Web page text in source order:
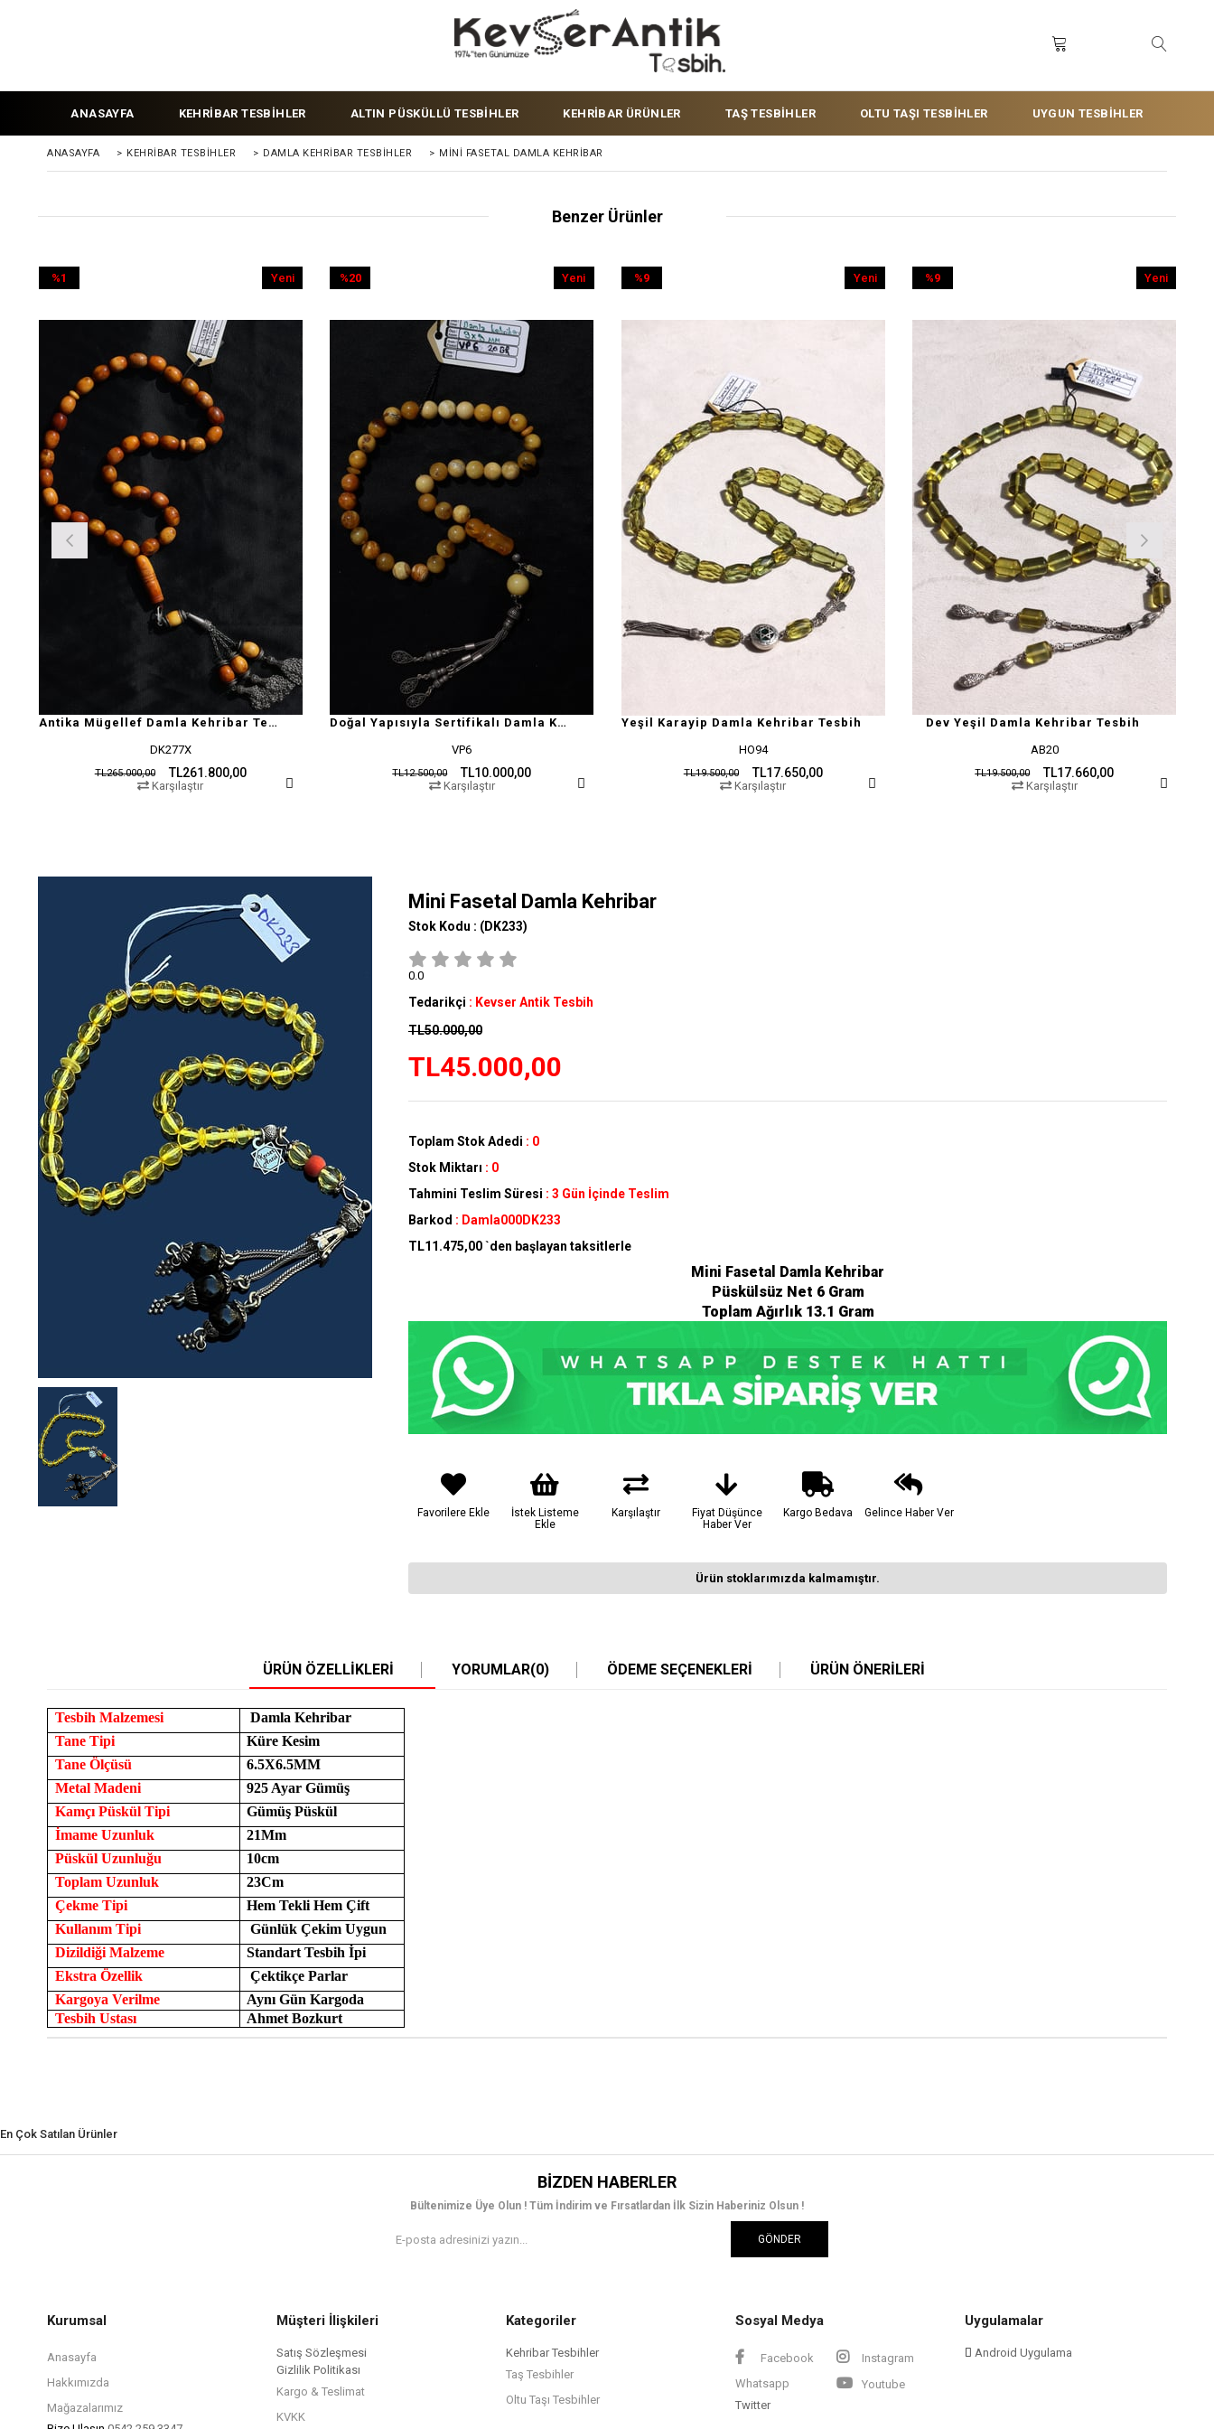
ANASAYFA KEHRİBAR TESBİHLER ALTIN PÜSKÜLLÜ TESBİHLER KEHRİBAR ÜRÜNLER TAŞ TESBİHLER OLTU TAŞI TESBİHLER UYGUN TESBİHLER
ANASAYFA > KEHRIBAR TESBIHLER > DAMLA KEHRİBAR TESBİHLER > MINI FASETAL DAMLA KEHRIBAR
Benzer Ürünler
Antika Mügellef Damla Kehribar Tesbih
DK277X
TL261.800,00
TL265.000,00
%1
%1İndirim
Yeni
Karşılaştır
Doğal Yapısıyla Sertifikalı Damla Kehribar Tesbih
VP6
TL10.000,00
TL12.500,00
%20
%20İndirim
Yeni
Karşılaştır
Yeşil Karayip Damla Kehribar Tesbih
HO94
TL17.650,00
TL19.500,00
%9
%9İndirim
Yeni
Karşılaştır
Dev Yeşil Damla Kehribar Tesbih
AB20
TL17.660,00
TL19.500,00
%9
%9İndirim
Yeni
Karşılaştır
Mini Fasetal Damla Kehribar
Stok Kodu : (DK233)
0.0
Tedarikçi : Kevser Antik Tesbih
TL50.000,00
TL45.000,00
Toplam Stok Adedi : 0
Stok Miktarı : 0
Tahmini Teslim Süresi : 3 Gün İçinde Teslim
Barkod : Damla000DK233
TL11.475,00`den başlayan taksitlerle
Mini Fasetal Damla Kehribar
Püskülsüz Net 6 Gram
Toplam Ağırlık 13.1 Gram
Favorilere Ekle
İstek Listeme
Ekle
Karşılaştır
Fiyat Düşünce
Haber Ver
Kargo Bedava Gelince Haber Ver
Ürün stoklarımızda kalmamıştır.
ÜRÜN ÖZELLIKLERI YORUMLAR(0) ÖDEME SEÇENEKLERI ÜRÜN ÖNERILERI
Tesbih Malzemesi
Damla Kehribar
Tane Tipi
Küre Kesim
Tane Ölçüsü
6.5X6.5MM
Metal Madeni
925 Ayar Gümüş
Kamçı Püskül Tipi
Gümüş Püskül
İmame Uzunluk
21Mm
Püskül Uzunluğu
10cm
Toplam Uzunluk
23Cm
Çekme Tipi
Hem Tekli Hem Çift
Kullanım Tipi
Günlük Çekim Uygun
Dizildiği Malzeme
Standart Tesbih İpi
Ekstra Özellik
Çektikçe Parlar
Kargoya Verilme
Aynı Gün Kargoda
Tesbih Ustası
Ahmet Bozkurt
En Çok Satılan Ürünler
BIZDEN HABERLER
Bültenimize Üye Olun ! Tüm İndirim ve Fırsatlardan İlk Sizin Haberiniz Olsun !
GÖNDER
Kurumsal
Anasayfa
Hakkımızda
Mağazalarımız
Müşteri İlişkileri
Satış Sözleşmesi
Gizlilik Politikası
Kargo & Teslimat
KVKK
Kategoriler
Kehribar Tesbihler
Taş Tesbihler
Oltu Taşı Tesbihler
Sosyal Medya
Facebook
Instagram
Whatsapp
Youtube
Twitter
Uygulamalar
Android Uygulama